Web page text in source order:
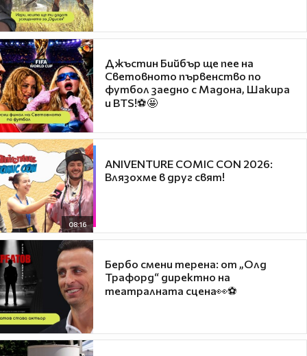
Джъстин Бийбър ще пее на
Световното първенство по
футбол заедно с Мадона, Шакира
и BTS!⚽🤩
08:16
ANIVENTURE COMIC CON 2026:
Влязохме в друг свят!
Бербо смени терена: от „Олд
Трафорд“ директно на
театралната сцена👀⚽